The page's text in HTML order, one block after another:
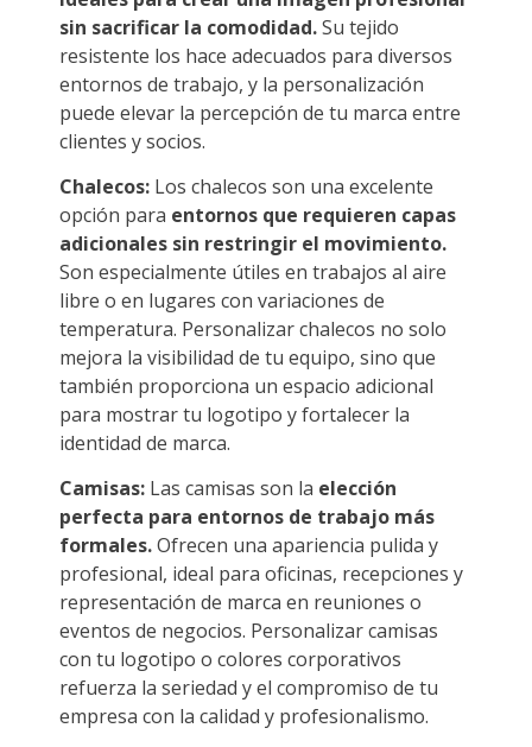
sin sacrificar la comodidad.Su tejido
resistente los hace adecuados para diversos
entornos de trabajo, y la personalización
puede elevar la percepción de tu marca entre
clientes y socios.
Chalecos: Los chalecos son una excelente
opción para entornos que requieren capas
adicionales sin restringir el movimiento.
Son especialmente útiles en trabajos al aire
libre o en lugares con variaciones de
temperatura. Personalizar chalecos no solo
mejora la visibilidad de tu equipo, sino que
también proporciona un espacio adicional
para mostrar tu logotipo y fortalecer la
identidad de marca.
Camisas: Las camisas son la elección
perfecta para entornos de trabajo más
formales.Ofrecen una apariencia pulida y
profesional, ideal para oficinas, recepciones y
representación de marca en reuniones o
eventos de negocios. Personalizar camisas
con tu logotipo o colores corporativos
refuerza la seriedad y el compromiso de tu
empresa con la calidad y profesionalismo.